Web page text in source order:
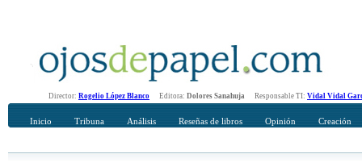
Director: Rogelio López Blanco Editora: Dolores Sanahuja Responsable TI: Vidal Vidal
Inicio Tribuna Análisis Reseñas de libros Opinión Creación